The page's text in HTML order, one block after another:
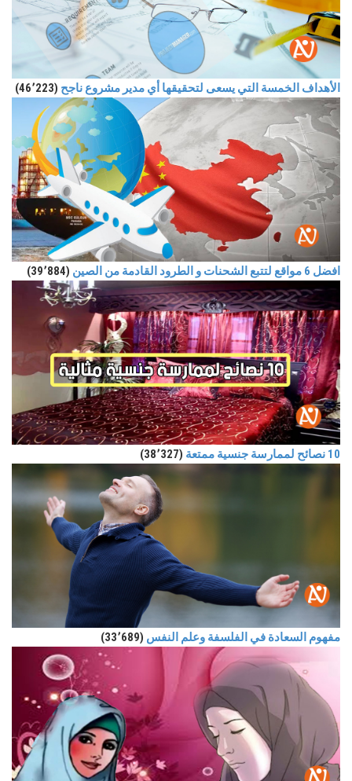
الأهداف الخمسة التي يسعى لتحقيقها أي مدير مشروع ناجح (46٬223)
افضل 6 مواقع لتتبع الشحنات و الطرود القادمة من الصين (39٬884)
10 نصائح لممارسة جنسية ممتعة (38٬327)
مفهوم السعادة في الفلسفة وعلم النفس (33٬689)